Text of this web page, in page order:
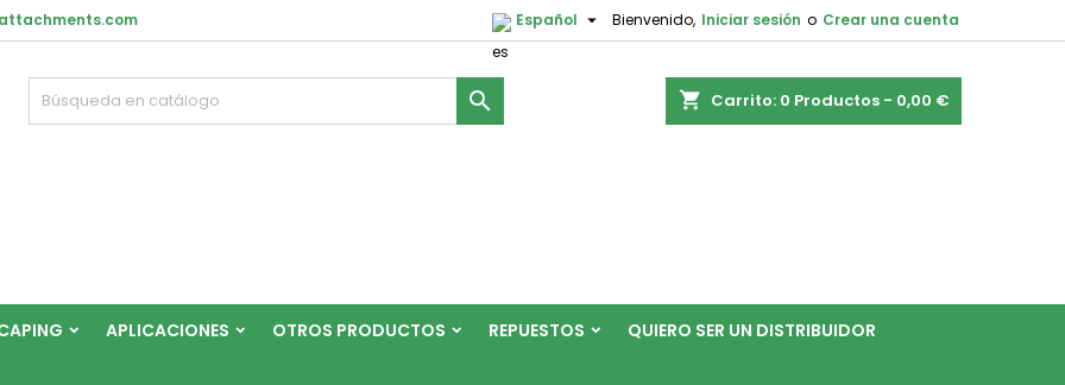
Bienvenido, Iniciar sesión o Crear una cuenta
Español 
shopping_cart Carrito: 0 Productos - 0,00 €

APLICACIONES OTROS PRODUCTOS REPUESTOS QUIERO SER UN DISTRIBUIDOR